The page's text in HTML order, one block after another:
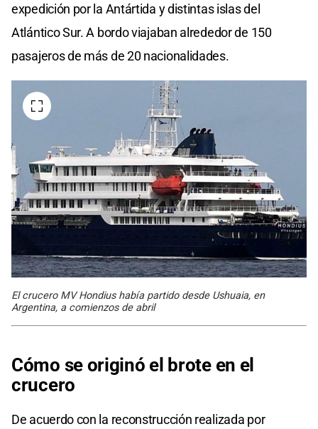
expedición por la Antártida y distintas islas del
Atlántico Sur. A bordo viajaban alrededor de 150
pasajeros de más de 20 nacionalidades.
El crucero MV Hondius había partido desde Ushuaia, en
Argentina, a comienzos de abril
Cómo se originó el brote en el
crucero
De acuerdo con la reconstrucción realizada por